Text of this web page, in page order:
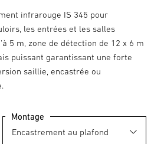
infrarouge IS 345 pour
les entrées et les salles
5 m, zone de détection de 12 x 6 m
puissant garantissant une forte
saillie, encastrée ou
Montage